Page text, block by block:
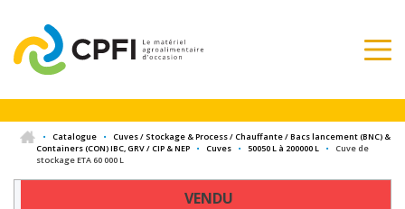
• Catalogue •
Cuves / Stockage & Process / Chauffante / Bacs lancement (BNC) &
Containers (CON) IBC, GRV / CIP & NEP
• Cuves • 50050 L à 200000 L •
Cuve de
stockage ETA 60 000 L
VENDU